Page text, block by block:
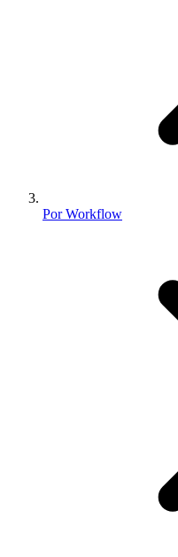
Por Workflow